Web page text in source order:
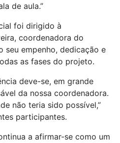
de aula.”
foi dirigido à
coordenadora do
seu empenho, dedicação e
as fases do projeto.
deve-se, em grande
da nossa coordenadora.
não teria sido possível,”
participantes.
a afirmar-se como um